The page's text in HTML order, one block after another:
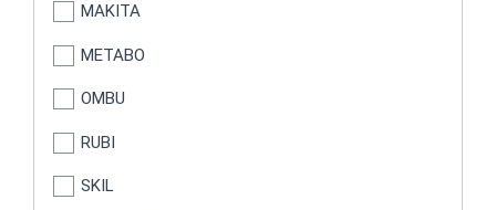
MAKITA
METABO
OMBU
RUBI
SKIL